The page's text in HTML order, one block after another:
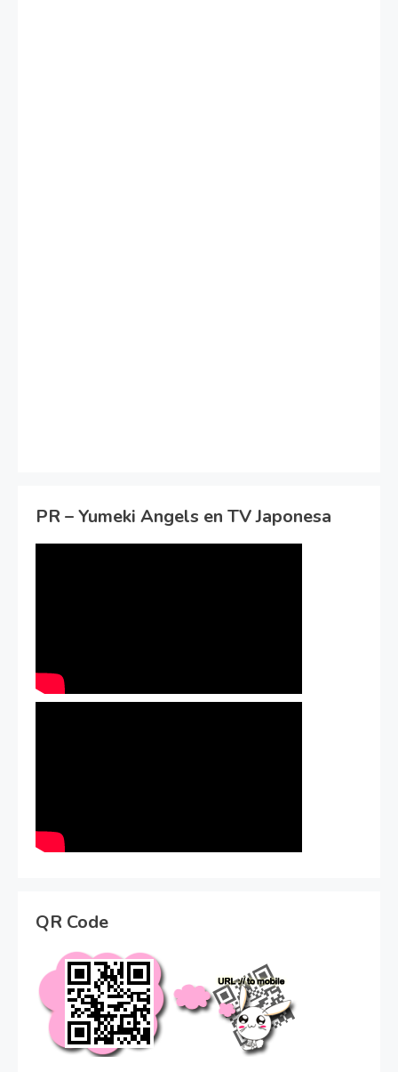
PR – Yumeki Angels en TV Japonesa
QR Code